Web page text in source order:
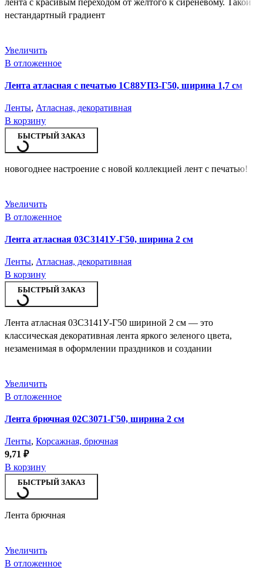
лента с красивым переходом от желтого к сиреневому. Такой
нестандартный градиент
Увеличить
В отложенное
Лента атласная с печатью 1С88УП3-Г50, ширина 1,7 см
Ленты, Атласная, декоративная
В корзину
БЫСТРЫЙ ЗАКАЗ
новогоднее настроение с новой коллекцией лент с печатью!
Увеличить
В отложенное
Лента атласная 03С3141У-Г50, ширина 2 см
Ленты, Атласная, декоративная
В корзину
БЫСТРЫЙ ЗАКАЗ
Лента атласная 03С3141У-Г50 шириной 2 см — это
классическая декоративная лента яркого зеленого цвета,
незаменимая в оформлении праздников и создании
Увеличить
В отложенное
Лента брючная 02С3071-Г50, ширина 2 см
Ленты, Корсажная, брючная
9,71 ₽
В корзину
БЫСТРЫЙ ЗАКАЗ
Лента брючная
Увеличить
В отложенное